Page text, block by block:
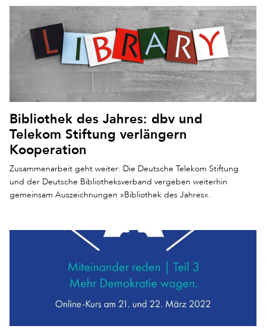
Bibliothek des Jahres: dbv und
Telekom Stiftung verlängern
Kooperation
Zusammenarbeit geht weiter: Die Deutsche Telekom Stiftung
und der Deutsche Bibliotheksverband vergeben weiterhin
gemeinsam Auszeichnungen »Bibliothek des Jahres«.